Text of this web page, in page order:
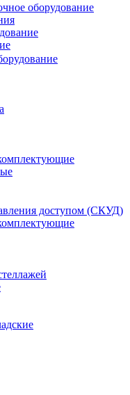
оборудование
доступом (СКУД)